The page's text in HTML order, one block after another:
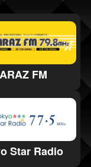
FM
Star Radio